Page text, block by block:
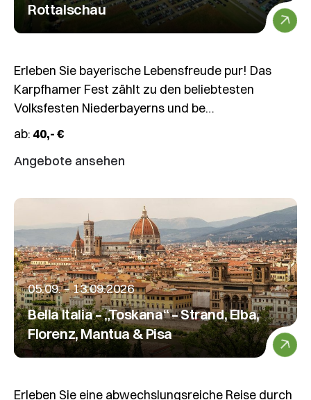
Rottalschau
Erleben Sie bayerische Lebensfreude pur! Das
Karpfhamer Fest zählt zu den beliebtesten
Volksfesten Niederbayerns und be…
ab: 40,- €
Angebote ansehen
05.09. – 13.09.2026
Bella Italia – „Toskana“ – Strand, Elba,
Florenz, Mantua & Pisa
Erleben Sie eine abwechslungsreiche Reise durch
ab
Regensburg
–
Mit
der
Kristallflotte
auf
der